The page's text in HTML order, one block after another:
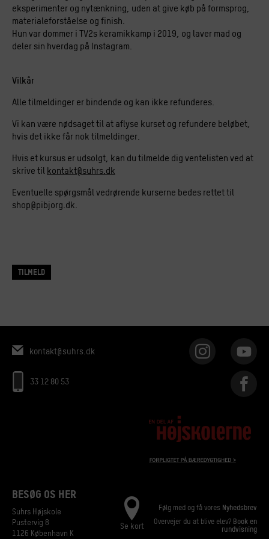
eksperimenter og nytænkning, uden at give køb på formsprog,
materialeforståelse og finish.
Hun var dommer i TV2s keramikkamp i 2019, og laver mad og
deler sin hverdag på Instagram.
Vilkår
Alle tilmeldinger er bindende og kan ikke refunderes.
Vi kan være nødsaget til at aflyse kurset og refundere beløbet,
hvis det ikke får nok tilmeldinger.
Hvis et kursus er udsolgt, kan du tilmelde dig ventelisten ved at
skrive til kontakt@suhrs.dk
Eventuelle spørgsmål vedrørende kurserne bedes rettet til
shop@pibjorg.dk.
TILMELD
kontakt@suhrs.dk
33 12 80 53
BESØG OS HER
Suhrs Højskole
Pustervig 8
1126 København K
Se kort
Følg med og få vores Nyhedsbrev
Overvejer du at blive elev? Book en
rundvisning